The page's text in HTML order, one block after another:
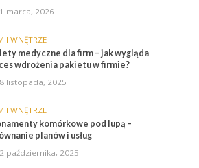
marca, 2026
I WNĘTRZE
medyczne dla firm – jak wygląda
wdrożenia pakietu w firmie?
listopada, 2025
I WNĘTRZE
komórkowe pod lupą –
planów i usług
października, 2025